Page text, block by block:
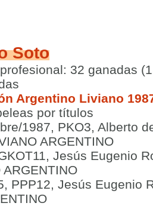
Soto
32 ganadas
Argentino Liviano
por títulos
1987, PKO3, Alberto
ARGENTINO
Jesús Eugenio
ARGENTINO
PPP12, Jesús Eugenio